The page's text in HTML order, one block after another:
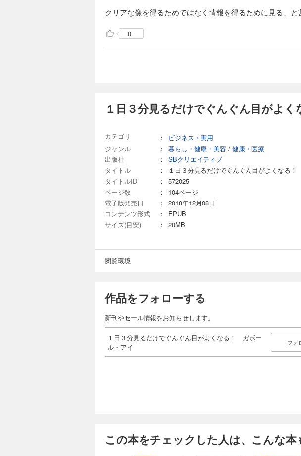
クリアな像を得るためではなく情報を得るために見る、
0
１日３分見るだけでぐんぐん目がよ
カテゴリ ：
ビジネス・実用
ジャンル
： 暮らし・健康・美容 / 健康・医療
出版社
：
SBクリエイティブ
タイトル
：
１日３分見るだけでぐんぐん目がよくなる
タイトルID
：
572025
ページ数
：
104ページ
電子版発売日
：
2018年12月08日
コンテンツ形式
：
EPUB
サイズ(目安)
： 20MB
閲覧環境
作品をフォローする
新刊やセール情報をお知らせします。
１日３分見るだけでぐんぐん目がよくなる！ ガボー
ル・アイ
フォ
この本をチェックした人は、こんな